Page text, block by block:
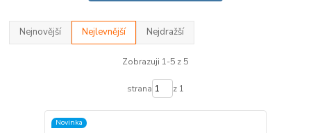
Nejnovější Nejlevnější Nejdražší
Zobrazuji 1-5 z 5
strana z 1
Novinka